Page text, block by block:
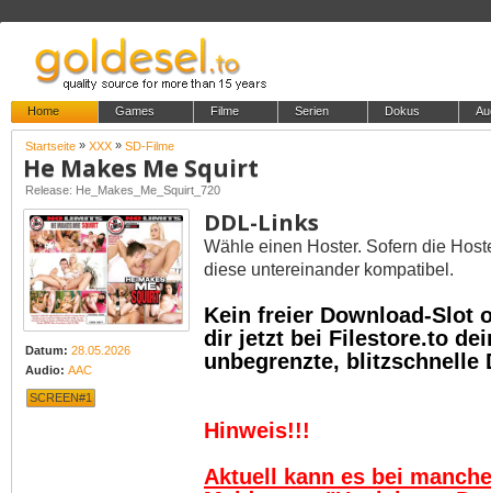
Home Games Filme Serien Dokus
Startseite » XXX » SD-Filme
He Makes Me Squirt
Release: He_Makes_Me_Squirt_720
Datum: 28.05.2026
Audio: AAC
SCREEN#1
DDL-Links
Wähle einen Hoster. Sofern die
diese untereinander kompatibel.
Kein freier Download-Slot
dir jetzt bei Filestore.to
unbegrenzte, blitzschnelle
Hinweis!!!
Aktuell kann es bei